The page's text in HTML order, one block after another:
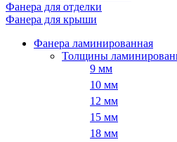
Фанера для отделки
Фанера для крыши
Фанера ламинированная
Толщины
9 мм
10 мм
12 мм
15 мм
18 мм